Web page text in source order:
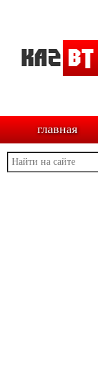
главная